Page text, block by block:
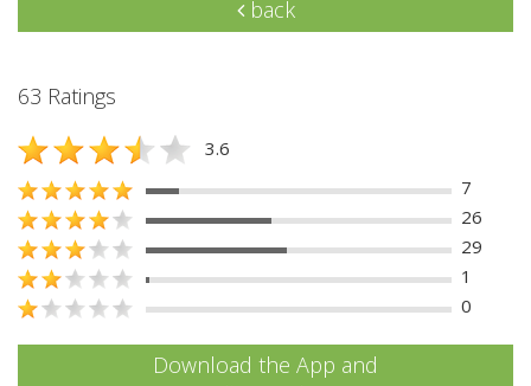
back
63 Ratings
3.6
7
26
29
1
0
Download the App and